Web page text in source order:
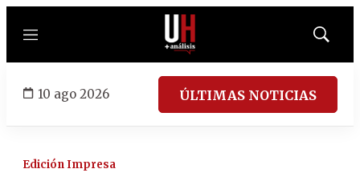
Menú
Mostrar
10 ago 2026 ÚLTIMAS NOTICIAS
Edición Impresa